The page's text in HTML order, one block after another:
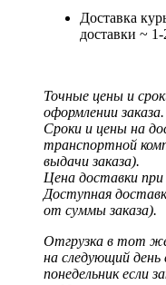
Доставка
доставки ~
Точные цены и
оформлении заказа.
Сроки и цены на
транспортной
выдачи заказа).
Цена доставки
Доступная
от суммы заказа).
Отгрузка в тот же
на следующий день
понедельник если